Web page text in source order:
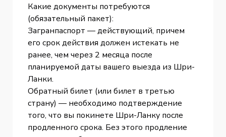
Какие документы потребуются
(обязательный пакет):
Загранпаспорт — действующий, причем
его срок действия должен истекать не
ранее, чем через 2 месяца после
планируемой даты вашего выезда из Шри-
Ланки.
Обратный билет (или билет в третью
страну) — необходимо подтверждение
того, что вы покинете Шри-Ланку после
продленного срока. Без этого продление